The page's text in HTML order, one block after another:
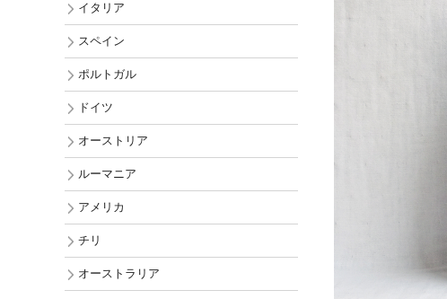
イタリア
スペイン
ポルトガル
ドイツ
オーストリア
ルーマニア
アメリカ
チリ
オーストラリア